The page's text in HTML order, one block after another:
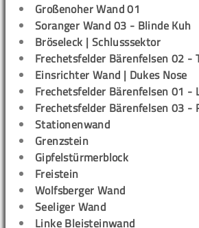
Großenoher Wand 01
Soranger Wand 03 - Blinde Kuh
Bröseleck | Schlusssektor
Frechetsfelder Bärenfelsen 02 -
Einsrichter Wand | Dukes Nose
Frechetsfelder Bärenfelsen 01 -
Frechetsfelder Bärenfelsen 03 -
Stationenwand
Grenzstein
Gipfelstürmerblock
Freistein
Wolfsberger Wand
Seeliger Wand
Linke Bleisteinwand